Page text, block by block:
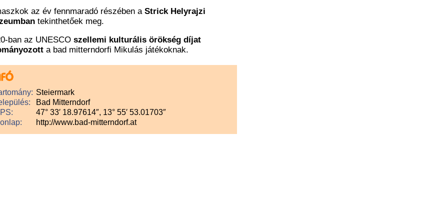
az év fennmaradó részében aStrick Helyrajzi
tekinthetőek meg.
ban az UNESCO szellemi kulturális örökség díjat
a bad mitterndorfi Mikulás játékoknak.
Steiermark
Bad Mitterndorf
47° 33′ 18.97614″, 13° 55′ 53.01703″
http://www.bad-mitterndorf.at